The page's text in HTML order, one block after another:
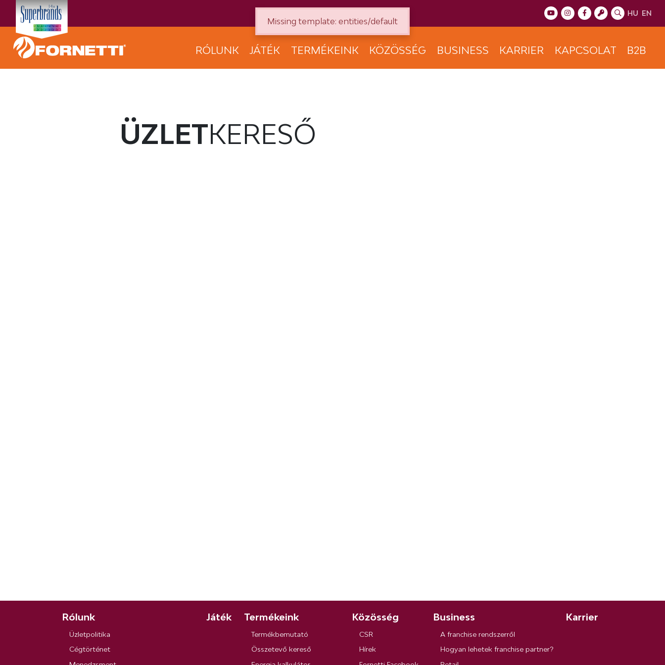
HU EN
RÓLUNK JÁTÉK TERMÉKEINK KÖZÖSSÉG BUSINESS KARRIER KAPCSOLAT B2B
ÜZLETKERESŐ
Rólunk
Üzletpolitika
Cégtörténet
Játék Termékeink
Termékbemutató
Összetevő kereső
Közösség
CSR
Hírek
Business
A franchise rendszerről
Hogyan lehetek franchise partner?
Karrier
Missing template: entities/default